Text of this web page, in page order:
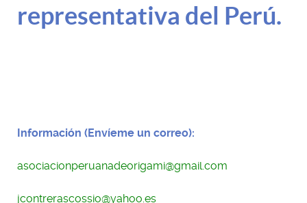
representativa del Perú.
Información (Envíeme un correo):
asociacionperuanadeorigami@gmail.com
jcontrerascossio@yahoo.es